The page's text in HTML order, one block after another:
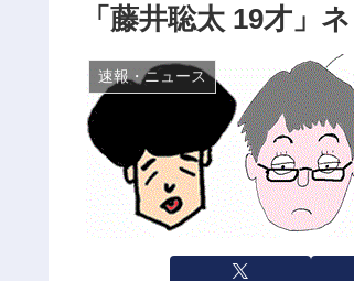
「藤井聡太 19才」
速報・ニュース